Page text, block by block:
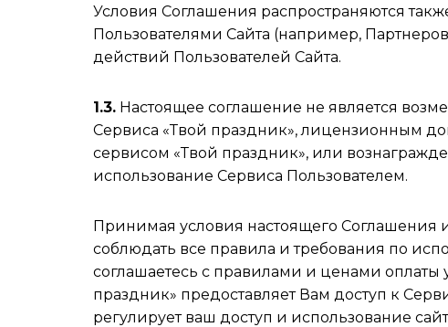
Условия Соглашения распространяются
Пользователями Сайта (например,
действий Пользователей Сайта.
1.3. Настоящее соглашение не является
Сервиса «Твой праздник», лицензионным
сервисом «Твой праздник», или
использование Сервиса Пользователем.
Принимая условия настоящего Соглашения
соблюдать все правила и требования по
соглашаетесь с правилами и ценами оплаты
праздник» предоставляет Вам доступ к
регулирует ваш доступ и использование